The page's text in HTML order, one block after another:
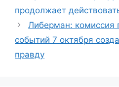
продолжает
Либерман: комиссия
событий 7 октября
правду